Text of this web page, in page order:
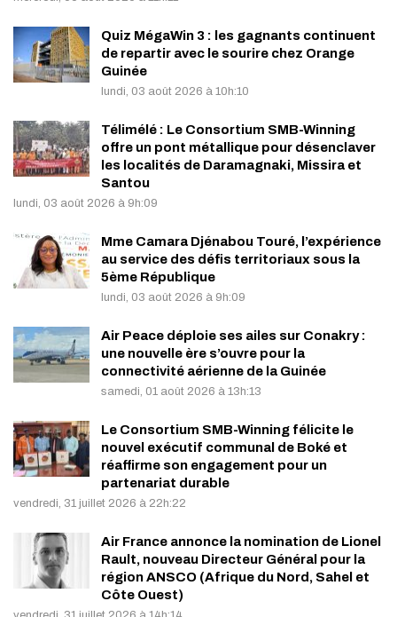
Quiz MégaWin 3 : les gagnants continuent
de repartir avec le sourire chez Orange
Guinée
lundi, 03 août 2026 à 10h:10
Télimélé : Le Consortium SMB-Winning
offre un pont métallique pour désenclaver
les localités de Daramagnaki, Missira et
Santou
lundi, 03 août 2026 à 9h:09
Mme Camara Djénabou Touré, l’expérience
au service des défis territoriaux sous la
5ème République
lundi, 03 août 2026 à 9h:09
Air Peace déploie ses ailes sur Conakry :
une nouvelle ère s’ouvre pour la
connectivité aérienne de la Guinée
samedi, 01 août 2026 à 13h:13
Le Consortium SMB-Winning félicite le
nouvel exécutif communal de Boké et
réaffirme son engagement pour un
partenariat durable
vendredi, 31 juillet 2026 à 22h:22
Air France annonce la nomination de Lionel
Rault, nouveau Directeur Général pour la
région ANSCO (Afrique du Nord, Sahel et
Côte Ouest)